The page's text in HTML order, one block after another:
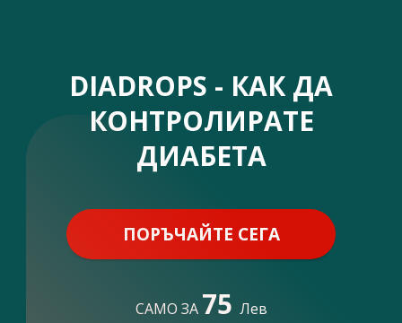
DIADROPS - КАК ДА
КОНТРОЛИРАТЕ
ДИАБЕТА
ПОРЪЧАЙТЕ СЕГА
САМО ЗА 75 Лев